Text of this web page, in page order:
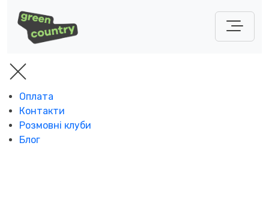
Оплата
Контакти
Розмовні клуби
Блог